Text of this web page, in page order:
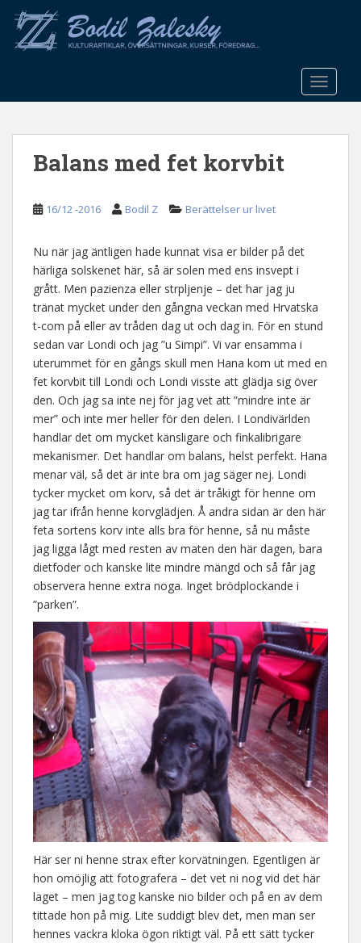
o
Balans med fet korvbit
16/12 -2016 Bodil Z Berättelser ur livet
Nu när jag äntligen hade kunnat visa er bilder på det
härliga solskenet här, så är solen med ens insvept i
grått. Men pazienza eller strpljenje – det har jag ju
tränat mycket under den gångna veckan med Hrvatska
t-com på eller av tråden dag ut och dag in. För en stund
sedan var Londi och jag ”u Simpi”. Vi var ensamma i
uterummet för en gångs skull men Hana kom ut med en
fet korvbit till Londi och Londi visste att glädja sig över
den. Och jag sa inte nej för jag vet att ”mindre inte är
mer” och inte mer heller för den delen. I Londivärlden
handlar det om mycket känsligare och finkalibrigare
mekanismer. Det handlar om balans, helst perfekt. Hana
menar väl, så det är inte bra om jag säger nej. Londi
tycker mycket om korv, så det är tråkigt för henne om
jag tar ifrån henne korvglädjen. Å andra sidan är den här
feta sortens korv inte alls bra för henne, så nu måste
jag ligga lågt med resten av maten den här dagen, bara
dietfoder och kanske lite mindre mängd och så får jag
observera henne extra noga. Inget brödplockande i
”parken”.
Här ser ni henne strax efter korvätningen. Egentligen är
hon omöjlig att fotografera – det vet ni nog vid det här
laget – men jag tog kanske nio bilder och på en av dem
tittade hon på mig. Lite suddigt blev det, men man ser
hennes vackra kloka ögon riktigt väl. På ett sätt tycker